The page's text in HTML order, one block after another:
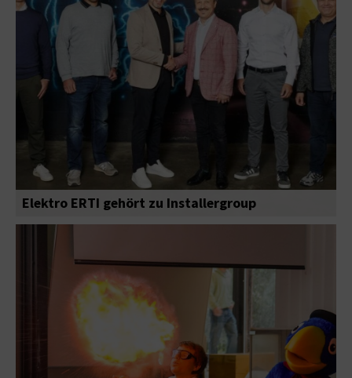
Elektro ERTI gehört zu Installergroup